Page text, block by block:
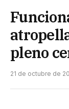
pleno
21 de octubre de